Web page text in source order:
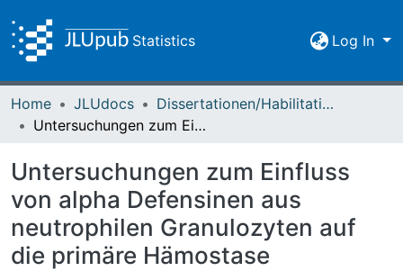
Statistics Log In
Home JLUdocs
Dissertationen/Habilitationen
Untersuchungen zum Einfluss von alpha Defensinen aus neutrophilen Granulozyten auf die primäre Hämostase
Untersuchungen zum Einfluss
von alpha Defensinen aus
neutrophilen Granulozyten auf
die primäre Hämostase